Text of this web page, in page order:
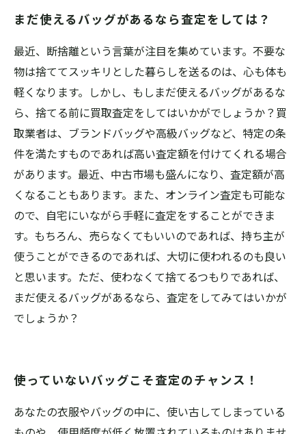
まだ使えるバッグがあるなら査定をしては？
最近、断捨離という言葉が注目を集めています。不要な
物は捨ててスッキリとした暮らしを送るのは、心も体も
軽くなります。しかし、もしまだ使えるバッグがあるな
ら、捨てる前に買取査定をしてはいかがでしょうか？買
取業者は、ブランドバッグや高級バッグなど、特定の条
件を満たすものであれば高い査定額を付けてくれる場合
があります。最近、中古市場も盛んになり、査定額が高
くなることもあります。また、オンライン査定も可能な
ので、自宅にいながら手軽に査定をすることができま
す。もちろん、売らなくてもいいのであれば、持ち主が
使うことができるのであれば、大切に使われるのも良い
と思います。ただ、使わなくて捨てるつもりであれば、
まだ使えるバッグがあるなら、査定をしてみてはいかが
でしょうか？
使っていないバッグこそ査定のチャンス！
あなたの衣服やバッグの中に、使い古してしまっている